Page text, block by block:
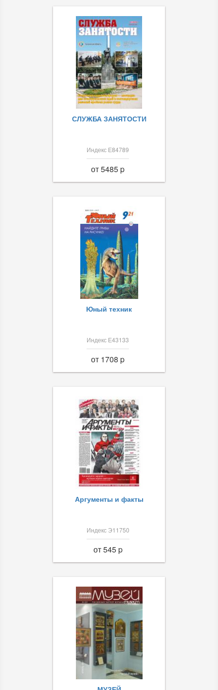
СЛУЖБА ЗАНЯТОСТИ
Индекс Е84789
от 5485 p
Юный техник
Индекс Е43133
от 1708 p
Аргументы и факты
Индекс Э11750
от 545 p